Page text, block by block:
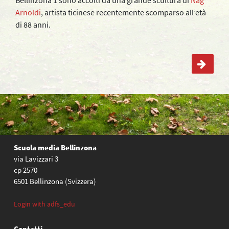
Arnoldi, artista ticinese recentemente scomparso all’età
di 88 anni.
Scuola media Bellinzona
via Lavizzari 3
cp 2570
6501 Bellinzona (Svizzera)
Login with adfs_edu